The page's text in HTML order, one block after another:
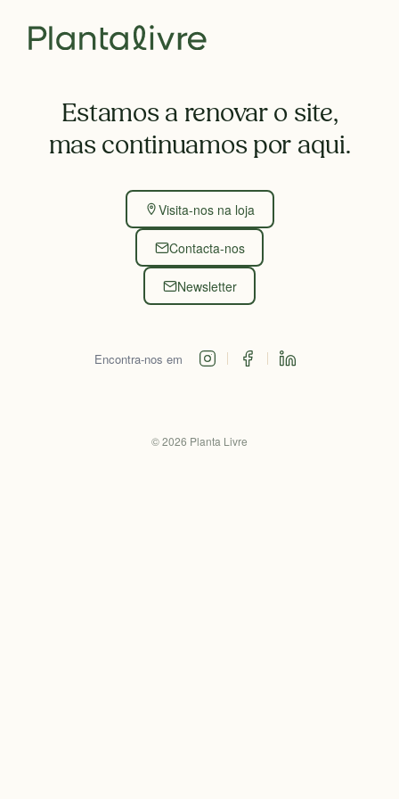
Estamos a renovar o site,
mas continuamos por aqui.
Visita-nos na loja
Contacta-nos
Newsletter
Encontra-nos em
©2026 Planta Livre